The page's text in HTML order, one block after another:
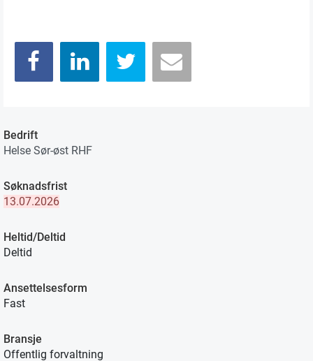
Bedrift
Helse Sør-øst RHF
Søknadsfrist
13.07.2026
Heltid/Deltid
Deltid
Ansettelsesform
Fast
Bransje
Offentlig forvaltning